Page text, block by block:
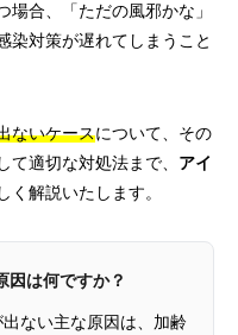
場合、「ただの風邪かな」
染対策が遅れてしまうこと
ないケースについて、その
適切な対処法まで、 アイ
く解説いたします。
因は何ですか？
ない主な原因は、加齢